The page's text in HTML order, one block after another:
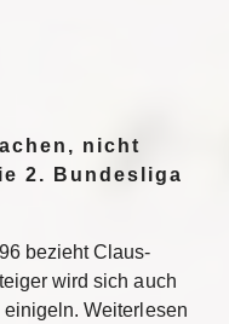
nicht
2. Bundesliga
bezieht Claus-
wird sich auch
Weiterlesen